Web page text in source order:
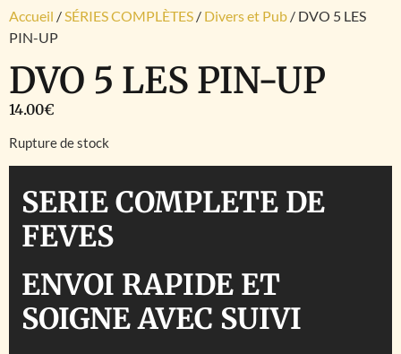
Accueil /SÉRIES COMPLÈTES / Divers et Pub / DVO 5 LES
PIN-UP
DVO 5 LES PIN-UP
14.00€
Rupture de stock
SERIE COMPLETE DE
FEVES
ENVOI RAPIDE ET
SOIGNE AVEC SUIVI